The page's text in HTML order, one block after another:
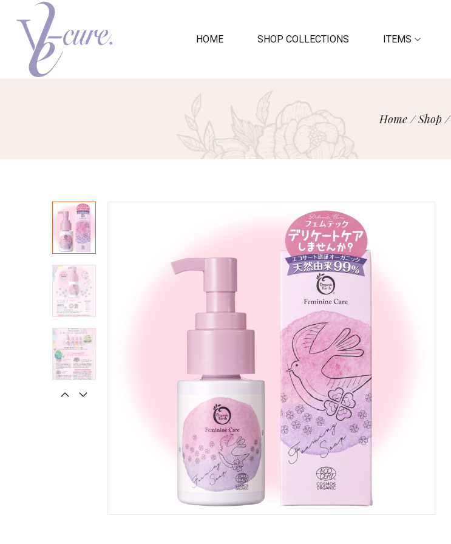
HOME SHOP COLLECTIONS ITEMS
Home / Shop /